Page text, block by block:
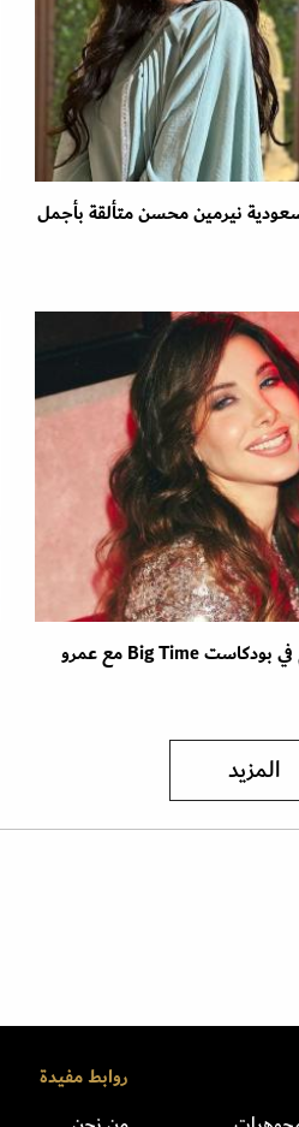
نيرمين محسن متألقة بأجمل
تفاصيل إطلالة نانسي عجرم في بودكاست Big Time مع عمرو
المزيد
روابط مفيدة